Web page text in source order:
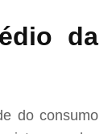
da
do consumo